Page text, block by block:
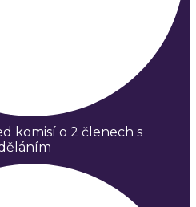
komisí o 2 členech s